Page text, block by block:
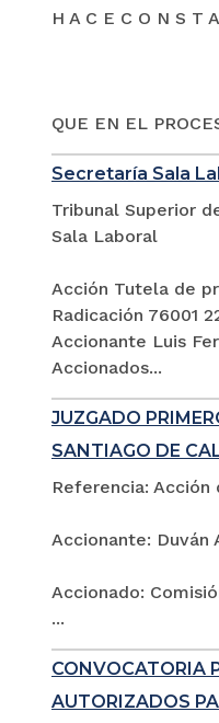
H A C E C O N S T
QUE EN EL
Secretaría Sala
Tribunal Superior
Sala Laboral
Acción Tutela de
Radicación 76001
Accionante Luis
Accionados...
JUZGADO
SANTIAGO DE
Referencia:
Accionante: Duván
Accionado:
...
CONVOCATORIA
AUTORIZADOS